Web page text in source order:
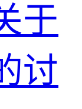
于
讨